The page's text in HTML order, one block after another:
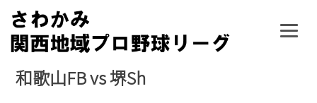
Skip
content
和歌山FB vs 堺Sh